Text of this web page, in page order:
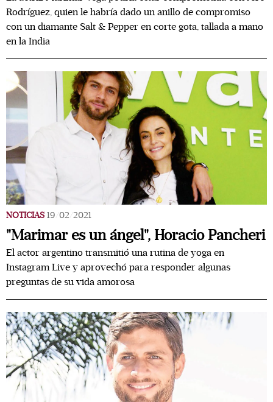
Rodríguez, quien le habría dado un anillo de compromiso
con un diamante Salt & Pepper en corte gota, tallada a mano
en la India
NOTICIAS 19/02/2021
"Marimar es un ángel", Horacio Pancheri
El actor argentino transmitió una rutina de yoga en
Instagram Live y aprovechó para responder algunas
preguntas de su vida amorosa